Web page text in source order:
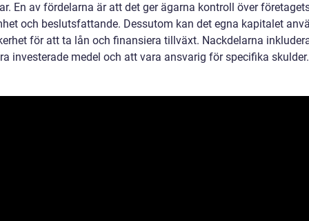
En av fördelarna är att det ger ägarna kontroll över
och beslutsfattande. Dessutom kan det egna kapitalet
för att ta lån och finansiera tillväxt. Nackdelarna
investerade medel och att vara ansvarig för specifika skulder.